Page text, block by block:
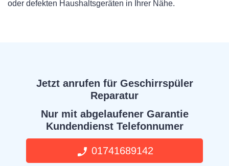
oder defekten Haushaltsgeräten in Ihrer Nähe.
Jetzt anrufen für Geschirrspüler
Reparatur
Nur mit abgelaufener Garantie
Kundendienst Telefonnumer
01741689142